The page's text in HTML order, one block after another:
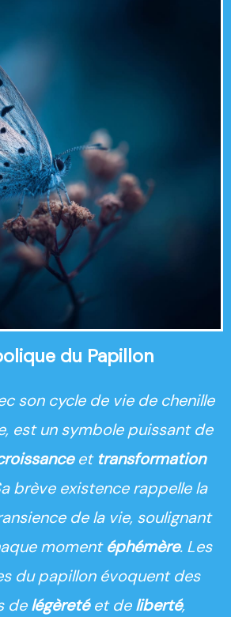
du Papillon
son cycle de vie de chenille
est un symbole puissant de
et transformation
brève existence rappelle la
de la vie, soulignant
momentéphémère. Les
du papillon évoquent des
delégèretéet deliberté,